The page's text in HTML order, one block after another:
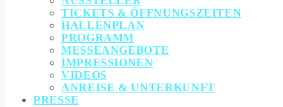
TICKETS & ÖFFNUNGSZEITEN
HALLENPLAN
PROGRAMM
MESSEANGEBOTE
IMPRESSIONEN
VIDEOS
ANREISE & UNTERKUNFT
PRESSE